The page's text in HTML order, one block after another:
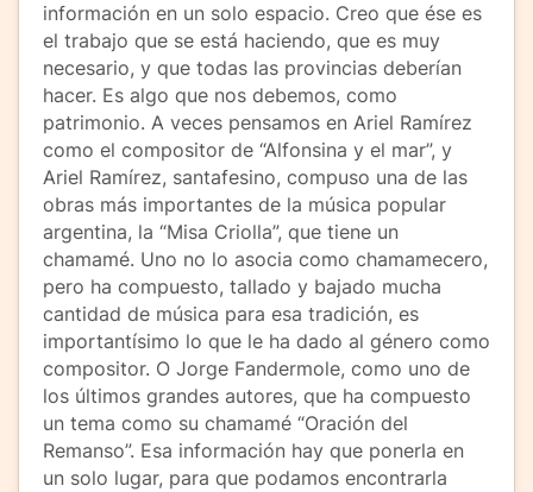
información en un solo espacio. Creo que ése es
el trabajo que se está haciendo, que es muy
necesario, y que todas las provincias deberían
hacer. Es algo que nos debemos, como
patrimonio. A veces pensamos en Ariel Ramírez
como el compositor de “Alfonsina y el mar”, y
Ariel Ramírez, santafesino, compuso una de las
obras más importantes de la música popular
argentina, la “Misa Criolla”, que tiene un
chamamé. Uno no lo asocia como chamamecero,
pero ha compuesto, tallado y bajado mucha
cantidad de música para esa tradición, es
importantísimo lo que le ha dado al género como
compositor. O Jorge Fandermole, como uno de
los últimos grandes autores, que ha compuesto
un tema como su chamamé “Oración del
Remanso”. Esa información hay que ponerla en
un solo lugar, para que podamos encontrarla